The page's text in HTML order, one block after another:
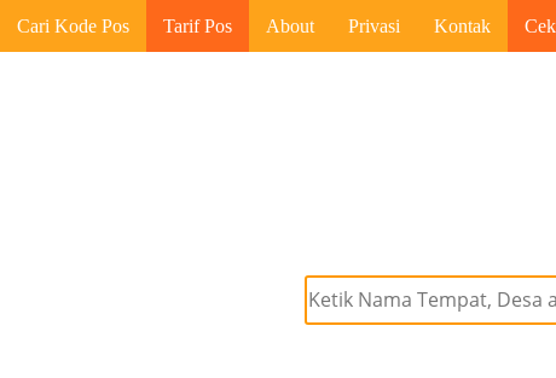
Cari Kode Pos Tarif Pos About Privasi Kontak